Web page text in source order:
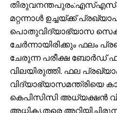
മറ്റന്നാൾ ഉച്ചയ്ക്ക്
പൊതുവിദ്യാഭ്യാസ
ചേർന്നായിരിക്കും ഫലം
ചേരുന്ന പരീക്ഷ ബോർഡ്
വിലയിരുത്തി. ഫല
വിദ്യാഭ്യാസമന്ത്രിയെ
കെപിസിസി അധ്യക്ഷൻ
അധികൃതരെ